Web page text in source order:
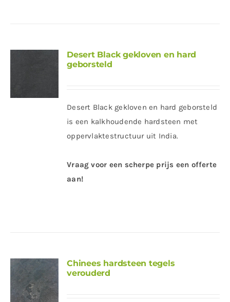
Desert Black gekloven en hard
geborsteld
Desert Black gekloven en hard geborsteld
is een kalkhoudende hardsteen met
oppervlaktestructuur uit India.
Vraag voor een scherpe prijs een offerte
aan!
Chinees hardsteen tegels
verouderd